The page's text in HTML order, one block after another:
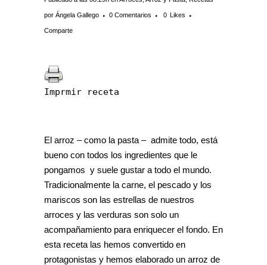
por Ángela Gallego 0 Comentarios 0 Likes
Comparte
Imprmir receta
El arroz – como la pasta – admite todo, está
bueno con todos los ingredientes que le
pongamos y suele gustar a todo el mundo.
Tradicionalmente la carne, el pescado y los
mariscos son las estrellas de nuestros
arroces y las verduras son solo un
acompañamiento para enriquecer el fondo. En
esta receta las hemos convertido en
protagonistas y hemos elaborado un arroz de